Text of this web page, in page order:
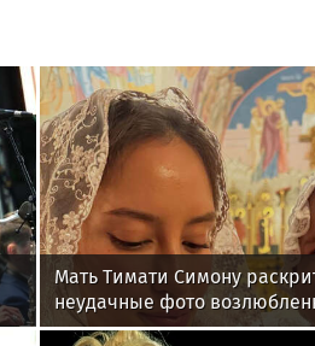
Мать Тимати Симону
неудачные фото
Валентины